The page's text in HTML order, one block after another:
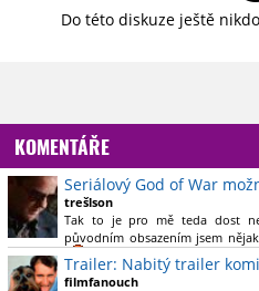
Do této diskuze ještě
KOMENTÁŘE
Seriálový God of War
trešlson
Tak to je pro mě teda dost
původním obsazením jsem
Trailer: Nabitý trailer
filmfanouch